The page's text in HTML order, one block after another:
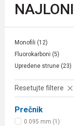
NAJLONI
Monofili (12)
Fluorokarboni (5)
Upredene strune (23)
Resetujte filtere
Prečnik
0.095 mm (1)